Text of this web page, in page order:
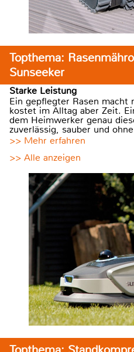
Topthema:
Sunseeker
Starke Leistung
Ein gepflegter Rasen macht
kostet im Alltag aber Zeit.
dem Heimwerker genau
zuverlässig, sauber und
>> Mehr erfahren
>> Alle anzeigen